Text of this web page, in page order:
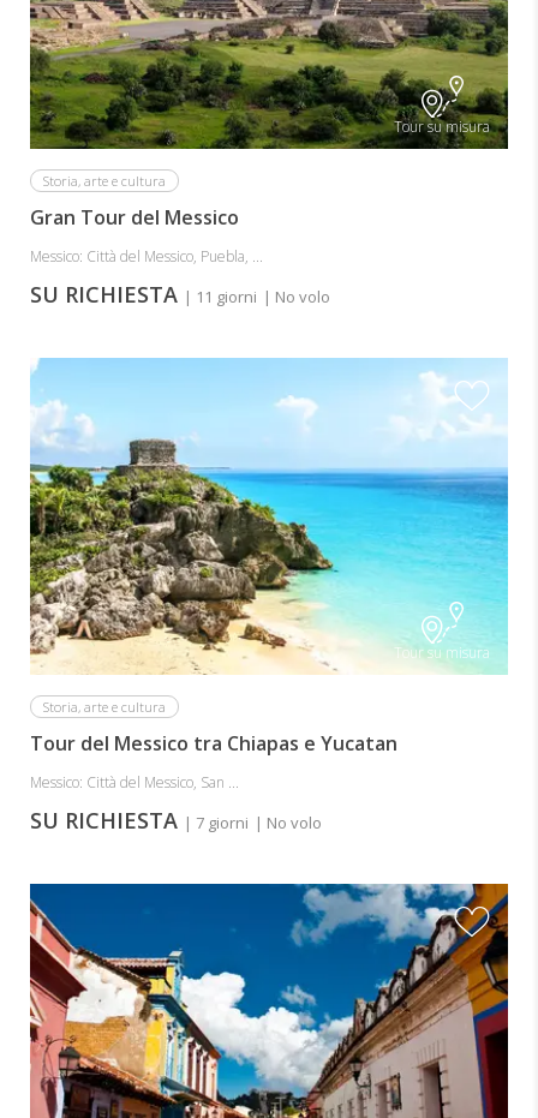
Tour su misura
Storia, arte e cultura
Gran Tour del Messico
Messico: Città del Messico, Puebla, ...
SU RICHIESTA | 11 giorni | No volo
Tour su misura
Storia, arte e cultura
Tour del Messico tra Chiapas e Yucatan
Messico: Città del Messico, San ...
SU RICHIESTA | 7 giorni | No volo